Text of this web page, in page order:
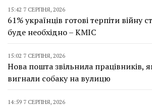
15:42 7 СЕРПНЯ, 2026
61% українців готові терпіти війну
буде необхідно – КМІС
15:02 7 СЕРПНЯ, 2026
Нова пошта звільнила працівників,
вигнали собаку на вулицю
14:59 7 СЕРПНЯ, 2026